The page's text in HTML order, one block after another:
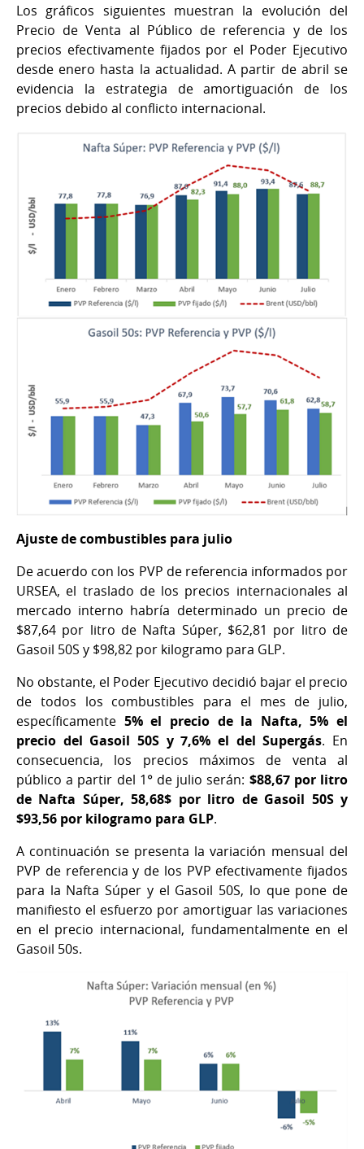
Los gráficos siguientes muestran la evolución del
Precio de Venta al Público de referencia y de los
precios efectivamente fijados por el Poder Ejecutivo
desde enero hasta la actualidad. A partir de abril se
evidencia la estrategia de amortiguación de los
precios debido al conflicto internacional.
Ajuste de combustibles para julio
De acuerdo con los PVP de referencia informados por
URSEA, el traslado de los precios internacionales al
mercado interno habría determinado un precio de
$87,64 por litro de Nafta Súper, $62,81 por litro de
Gasoil 50S y $98,82 por kilogramo para GLP.
No obstante, el Poder Ejecutivo decidió bajar el precio
de todos los combustibles para el mes de julio,
específicamente 5% el precio de la Nafta, 5% el
precio del Gasoil 50S y 7,6% el del Supergás. En
consecuencia, los precios máximos de venta al
público a partir del 1° de julio serán: $88,67 por litro
de Nafta Súper, 58,68$ por litro de Gasoil 50S y
$93,56 por kilogramo para GLP.
A continuación se presenta la variación mensual del
PVP de referencia y de los PVP efectivamente fijados
para la Nafta Súper y el Gasoil 50S, lo que pone de
manifiesto el esfuerzo por amortiguar las variaciones
en el precio internacional, fundamentalmente en el
Gasoil 50s.